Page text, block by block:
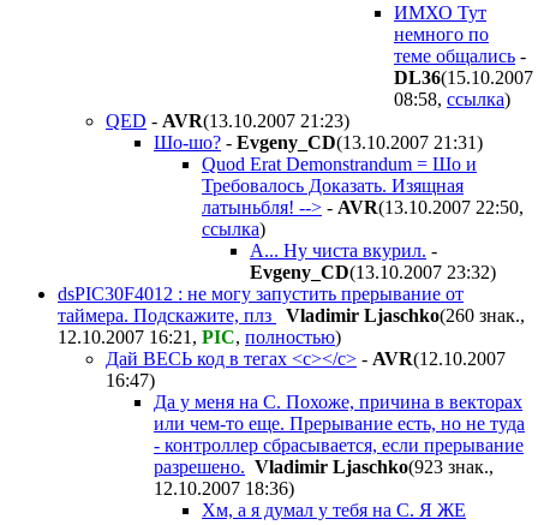
ИМХО Тут
немного по
теме общались -
DL36(15.10.2007
08:58, ссылка)
QED - AVR(13.10.2007 21:23)
Шо-шо? - Evgeny_CD(13.10.2007 21:31)
Quod Erat Demonstrandum = Шо и
Требовалось Доказать. Изящная
латыньбля! --> - AVR(13.10.2007 22:50,
ссылка)
А... Ну чиста вкурил. -
Evgeny_CD(13.10.2007 23:32)
dsPIC30F4012 : не могу запустить прерывание от
таймера. Подскажите, плз
Vladimir Ljaschko(260 знак.,
12.10.2007 16:21 , PIC, полностью)
Дай ВЕСЬ код в тегах <c></c> - AVR(12.10.2007
16:47)
Да у меня на С. Похоже, причина в векторах
или чем-то еще. Прерывание есть, но не туда
- контроллер сбрасывается, если прерывание
разрешено. Vladimir Ljaschko(923 знак.,
12.10.2007 18:36)
Хм, а я думал у тебя на С. Я ЖЕ